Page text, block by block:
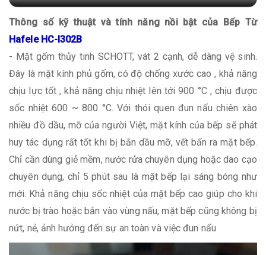
Thông số kỹ thuật và tính năng nồi bật của Bếp Từ
Hafele HC-I302B
- Mặt gốm thủy tinh SCHOTT, vát 2 cạnh, dễ dàng vệ sinh.
Đây là mặt kính phủ gốm, có độ chống xước cao , khả năng
chịu lực tốt , khả năng chịu nhiệt lên tới 900 °C , chịu được
sốc nhiệt 600 ~ 800 °C. Với thói quen đun nấu chiên xào
nhiều đồ dầu, mỡ của người Việt, mặt kính của bếp sẽ phát
huy tác dụng rất tốt khi bị bắn dầu mỡ, vết bẩn ra mặt bếp.
Chỉ cần dùng giẻ mềm, nước rửa chuyên dụng hoặc dao cạo
chuyên dụng, chỉ 5 phút sau là mặt bếp lại sáng bóng như
mới. Khả năng chịu sốc nhiệt của mặt bếp cao giúp cho khi
nước bị trào hoặc bắn vào vùng nấu, mặt bếp cũng không bị
nứt, nẻ, ảnh hưởng đến sự an toàn và việc đun nấu